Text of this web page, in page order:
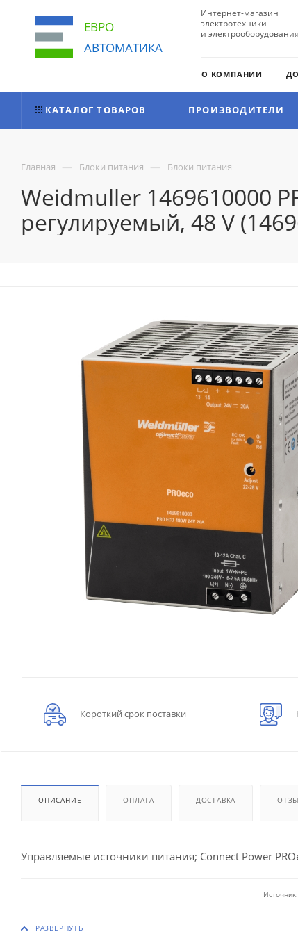
ЕВРО
АВТОМАТИКА
Интернет-магазин
электротехники
и электрооборудования
О КОМПАНИИ
КАТАЛОГ ТОВАРОВ ПРОИЗВОДИТЕЛИ
Главная — Блоки питания — Блоки питания
Weidmuller 1469610000
регулируемый, 48 V
Короткий срок поставки
ОПИСАНИЕ ОПЛАТА ДОСТАВКА
Управляемые источники питания; Connect Power